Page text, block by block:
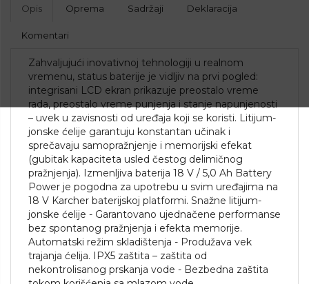
Opis Oprema Sadržaji Deklaracija
Komentari
Zahvaljujući inovativnoj tehnologiji u realnom
vremenu, status baterije je vidljiv na prvi pogled:
integrisani LCD ekran prikazuje preostalo vreme
rada, preostalo vreme punjenja i stanje napunjenosti
– uvek u zavisnosti od uređaja koji se koristi. Litijum-
jonske ćelije garantuju konstantan učinak i
sprečavaju samopražnjenje i memorijski efekat
(gubitak kapaciteta usled čestog delimičnog
pražnjenja). Izmenljiva baterija 18 V / 5,0 Ah Battery
Power je pogodna za upotrebu u svim uređajima na
18 V Karcher baterijskoj platformi. Snažne litijum-
jonske ćelije - Garantovano ujednačene performanse
bez spontanog pražnjenja i efekta memorije.
Automatski režim skladištenja - Produžava vek
trajanja ćelija. IPX5 zaštita – zaštita od
nekontrolisanog prskanja vode - Bezbedna zaštita